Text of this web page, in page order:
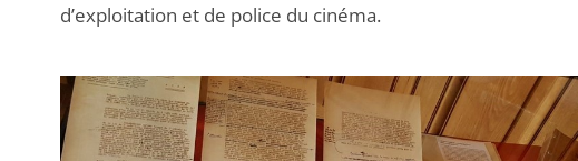
d’exploitation et de police du cinéma.